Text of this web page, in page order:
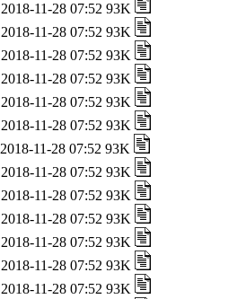
2018-11-28 07:52 93K
2018-11-28 07:52 93K
2018-11-28 07:52 93K
2018-11-28 07:52 93K
2018-11-28 07:52 93K
2018-11-28 07:52 93K
2018-11-28 07:52 93K
2018-11-28 07:52 93K
2018-11-28 07:52 93K
2018-11-28 07:52 93K
2018-11-28 07:52 93K
2018-11-28 07:52 93K
2018-11-28 07:52 93K